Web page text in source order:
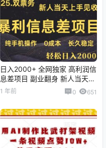
日入2000+ 全网独家 高利润信
息差项目 副业翻身 新人当天收
益 小白长期饭票
1 年前 0 651